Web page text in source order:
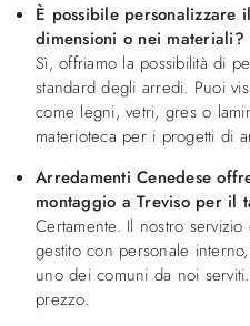
È possibile personalizzare
dimensioni o nei materiali?
Sì, offriamo la possibilità di
standard degli arredi. Puoi
come legni, vetri, gres o
materioteca per i progetti di
Arredamenti Cenedese
montaggio a Treviso per il
Certamente. Il nostro
gestito con personale
uno dei comuni da noi
prezzo.